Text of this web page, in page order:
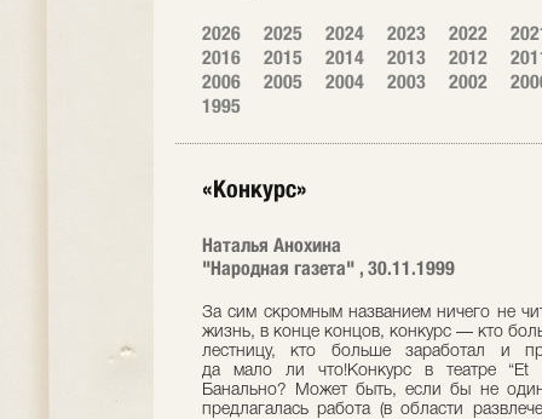
2026 2025 2024 2023 2022
2016
2015 2014 2013 2012
2006
2005 2004 2003 2002
1995
«Конкурс»
Наталья Анохина
"Народная газета" , 30.11.1999
За сим скромным названием ничего не
жизнь, в конце концов, конкурс — кто
лестницу, кто больше заработал и
да мало ли что!Конкурс в театре “Et
Банально? Может быть, если бы не
предлагалась работа (в области